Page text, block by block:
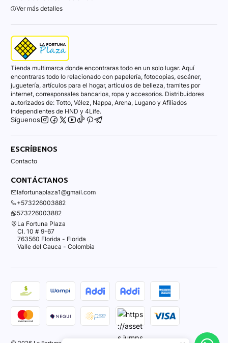
Ver más detalles
Tienda multimarca donde encontraras todo en un solo lugar. Aquí
encontraras todo lo relacionado con papelería, fotocopias, escáner,
juguetería, artículos para el hogar, artículos de belleza, tramites por
internet, corresponsales bancarios, ropa y accesorios. Distribuidores
autorizados de: Totto, Vélez, Nappa, Arena, Lugano y Afiliados
Independientes de HND y 4Life.
Síguenos
ESCRÍBENOS
Contacto
CONTÁCTANOS
lafortunaplaza1@gmail.com
+573226003882
573226003882
La Fortuna Plaza
Cl. 10 # 9-67
763560 Florida - Florida
Valle del Cauca - Colombia